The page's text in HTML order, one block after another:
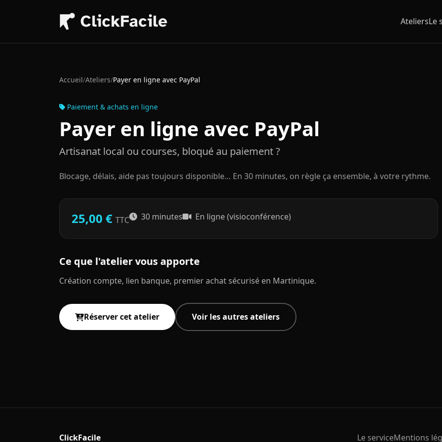
AteliersLe
Accueil/Ateliers/Payer en ligne avec PayPal
Paiement & achats en ligne
Payer en ligne avec PayPal
Artisanat local ou courses, bloqué au paiement ?
Blocage, délais, aide pas toujours disponible… En 30 minutes, on règle ça ensemble, à votre rythme.
25,00 € TTC 30 minutes En ligne (visioconférence)
Ce que l'atelier vous apporte
Création compte, lien banque, premier achat sécurisé en Martinique.
Réserver cet atelier Voir les autres ateliers
ClickFacile Le serviceMentions